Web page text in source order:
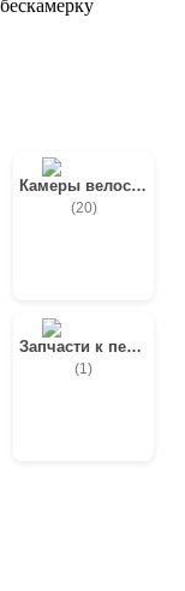
Камеры велосипедные
(20)
Запчасти к педалям
(1)